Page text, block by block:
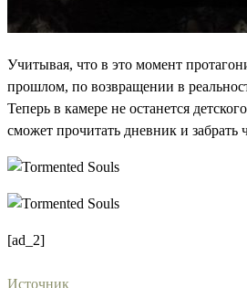
Учитывая, что в это момент
прошлом, по возвращении в
Теперь в камере не останется
сможет прочитать дневник и забрать
[ad_2]
Источник